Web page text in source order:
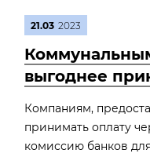
21.03 2023
выгоднее
Компаниям,
принимать оплату
комиссию банков